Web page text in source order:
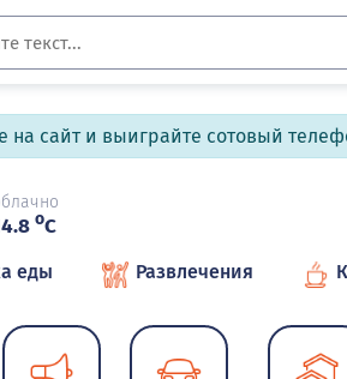
сайт и выиграйте сотовый
oC
еды Развлечения